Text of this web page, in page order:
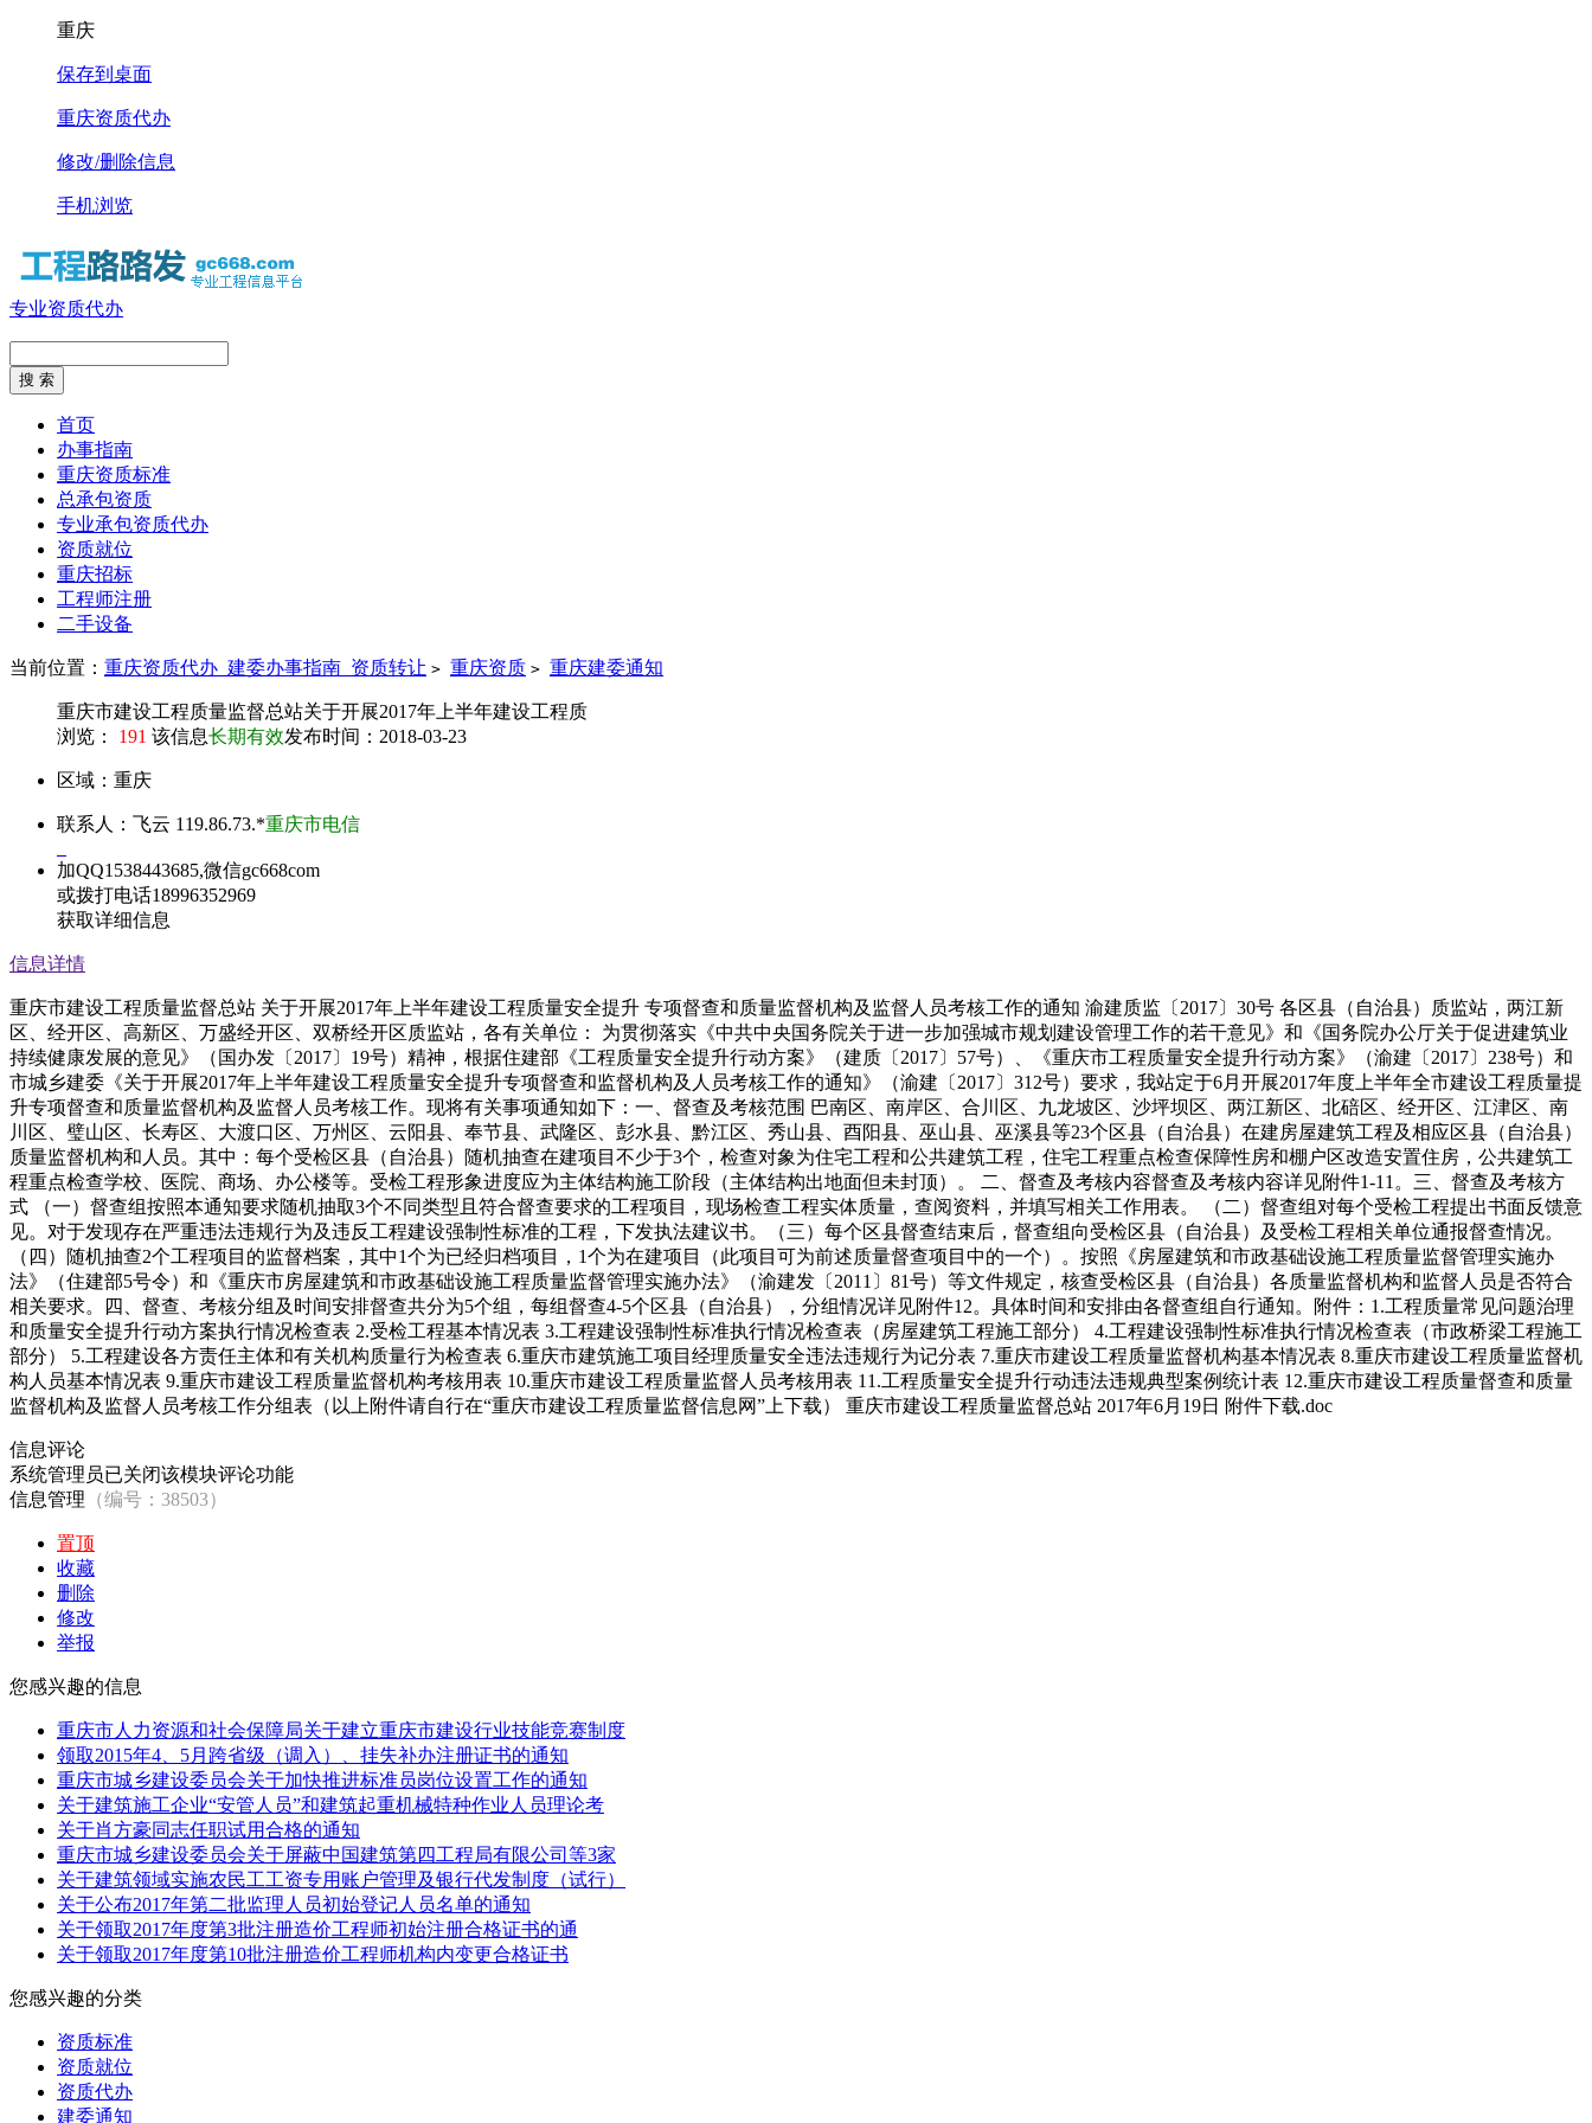
重庆
保存到桌面
重庆资质代办
修改/删除信息
手机浏览
专业资质代办
首页
办事指南
重庆资质标准
总承包资质
专业承包资质代办
资质就位
重庆招标
工程师注册
二手设备
当前位置： 重庆资质代办_建委办事指南_资质转让 > 重庆资质 > 重庆建委通知
重庆市建设工程质量监督总站关于开展2017年上半年建设工程质
浏览：
191 该信息长期有效发布时间：2018-03-23
区域： 重庆
联系人： 飞云 119.86.73.*重庆市电信
加QQ1538443685,微信gc668com
或拨打电话18996352969
获取详细信息
信息详情
重庆市建设工程质量监督总站 关于开展2017年上半年建设工程质量安全提升 专项督查和质量监督机构及监督人员考核工作的通知 渝建质监〔2017〕30号 各区县（自治县）质监站，两江新
区、经开区、高新区、万盛经开区、双桥经开区质监站，各有关单位： 为贯彻落实《中共中央国务院关于进一步加强城市规划建设管理工作的若干意见》和《国务院办公厅关于促进建筑业
持续健康发展的意见》（国办发〔2017〕19号）精神，根据住建部《工程质量安全提升行动方案》（建质〔2017〕57号）、《重庆市工程质量安全提升行动方案》（渝建〔2017〕238号）和
市城乡建委《关于开展2017年上半年建设工程质量安全提升专项督查和监督机构及人员考核工作的通知》（渝建〔2017〕312号）要求，我站定于6月开展2017年度上半年全市建设工程质量提
升专项督查和质量监督机构及监督人员考核工作。现将有关事项通知如下：一、督查及考核范围 巴南区、南岸区、合川区、九龙坡区、沙坪坝区、两江新区、北碚区、经开区、江津区、南
川区、璧山区、长寿区、大渡口区、万州区、云阳县、奉节县、武隆区、彭水县、黔江区、秀山县、酉阳县、巫山县、巫溪县等23个区县（自治县）在建房屋建筑工程及相应区县（自治县）
质量监督机构和人员。其中：每个受检区县（自治县）随机抽查在建项目不少于3个，检查对象为住宅工程和公共建筑工程，住宅工程重点检查保障性房和棚户区改造安置住房，公共建筑工
程重点检查学校、医院、商场、办公楼等。受检工程形象进度应为主体结构施工阶段（主体结构出地面但未封顶）。 二、督查及考核内容督查及考核内容详见附件1-11。三、督查及考核方
式 （一）督查组按照本通知要求随机抽取3个不同类型且符合督查要求的工程项目，现场检查工程实体质量，查阅资料，并填写相关工作用表。 （二）督查组对每个受检工程提出书面反馈意
见。对于发现存在严重违法违规行为及违反工程建设强制性标准的工程，下发执法建议书。（三）每个区县督查结束后，督查组向受检区县（自治县）及受检工程相关单位通报督查情况。
（四）随机抽查2个工程项目的监督档案，其中1个为已经归档项目，1个为在建项目（此项目可为前述质量督查项目中的一个）。按照《房屋建筑和市政基础设施工程质量监督管理实施办
法》（住建部5号令）和《重庆市房屋建筑和市政基础设施工程质量监督管理实施办法》（渝建发〔2011〕81号）等文件规定，核查受检区县（自治县）各质量监督机构和监督人员是否符合
相关要求。四、督查、考核分组及时间安排督查共分为5个组，每组督查4-5个区县（自治县），分组情况详见附件12。具体时间和安排由各督查组自行通知。附件：1.工程质量常见问题治理
和质量安全提升行动方案执行情况检查表 2.受检工程基本情况表 3.工程建设强制性标准执行情况检查表（房屋建筑工程施工部分） 4.工程建设强制性标准执行情况检查表（市政桥梁工程施工
部分） 5.工程建设各方责任主体和有关机构质量行为检查表 6.重庆市建筑施工项目经理质量安全违法违规行为记分表 7.重庆市建设工程质量监督机构基本情况表 8.重庆市建设工程质量监督机
构人员基本情况表 9.重庆市建设工程质量监督机构考核用表 10.重庆市建设工程质量监督人员考核用表 11.工程质量安全提升行动违法违规典型案例统计表 12.重庆市建设工程质量督查和质量
监督机构及监督人员考核工作分组表（以上附件请自行在“重庆市建设工程质量监督信息网”上下载） 重庆市建设工程质量监督总站 2017年6月19日 附件下载.doc
信息评论
系统管理员已关闭该模块评论功能
信息管理 （编号：38503）
置顶
收藏
删除
修改
举报
您感兴趣的信息
重庆市人力资源和社会保障局关于建立重庆市建设行业技能竞赛制度
领取2015年4、5月跨省级（调入）、挂失补办注册证书的通知
重庆市城乡建设委员会关于加快推进标准员岗位设置工作的通知
关于建筑施工企业“安管人员”和建筑起重机械特种作业人员理论考
关于肖方豪同志任职试用合格的通知
重庆市城乡建设委员会关于屏蔽中国建筑第四工程局有限公司等3家
关于建筑领域实施农民工工资专用账户管理及银行代发制度（试行）
关于公布2017年第二批监理人员初始登记人员名单的通知
关于领取2017年度第3批注册造价工程师初始注册合格证书的通
关于领取2017年度第10批注册造价工程师机构内变更合格证书
您感兴趣的分类
资质标准
资质就位
资质代办
建委通知